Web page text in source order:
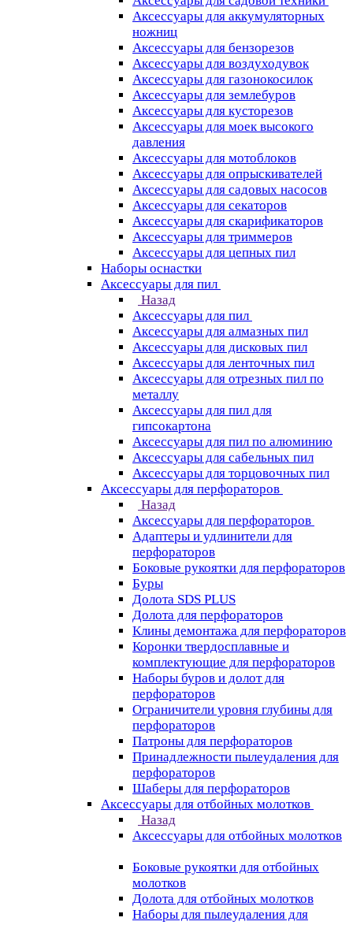
Аксессуары для аккумуляторных
ножниц
Аксессуары для бензорезов
Аксессуары для воздуходувок
Аксессуары для газонокосилок
Аксессуары для землебуров
Аксессуары для кусторезов
Аксессуары для моек высокого
давления
Аксессуары для мотоблоков
Аксессуары для опрыскивателей
Аксессуары для садовых насосов
Аксессуары для секаторов
Аксессуары для скарификаторов
Аксессуары для триммеров
Аксессуары для цепных пил
Наборы оснастки
Аксессуары для пил
Назад
Аксессуары для пил
Аксессуары для алмазных пил
Аксессуары для дисковых пил
Аксессуары для ленточных пил
Аксессуары для отрезных пил по
металлу
Аксессуары для пил для
гипсокартона
Аксессуары для пил по алюминию
Аксессуары для сабельных пил
Аксессуары для торцовочных пил
Аксессуары для перфораторов
Назад
Аксессуары для перфораторов
Адаптеры и удлинители для
перфораторов
Боковые рукоятки для перфораторов
Буры
Долота SDS PLUS
Долота для перфораторов
Клины демонтажа для перфораторов
Коронки твердосплавные и
комплектующие для перфораторов
Наборы буров и долот для
перфораторов
Ограничители уровня глубины для
перфораторов
Патроны для перфораторов
Принадлежности пылеудаления для
перфораторов
Шаберы для перфораторов
Аксессуары для отбойных молотков
Назад
Аксессуары для отбойных молотков
Боковые рукоятки для отбойных
молотков
Долота для отбойных молотков
Наборы для пылеудаления для